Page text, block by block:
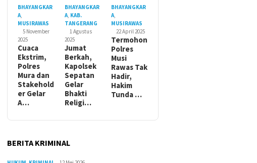
BHAYANGKAR
A,
MUSIRAWAS
5 November
2025
Cuaca
Ekstrim,
Polres
Mura dan
Stakehold
er Gelar
A…
BHAYANGKAR
A, KAB.
TANGERANG
1 Agustus
2025
Jumat
Berkah,
Kapolsek
Sepatan
Gelar
Bhakti
Religi…
BHAYANGKAR
A,
MUSIRAWAS
22 April 2025
Termohon
Polres
Musi
Rawas Tak
Hadir,
Hakim
Tunda …
BERITA KRIMINAL